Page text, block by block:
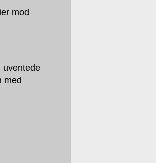
mod
uventede
med